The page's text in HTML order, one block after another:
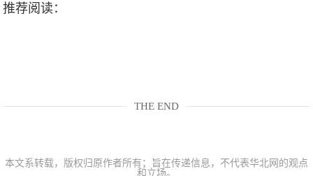
推荐阅读：
THE END
本文系转载，版权归原作者所有；旨在传递信息，不代表华北网的观点
和立场。